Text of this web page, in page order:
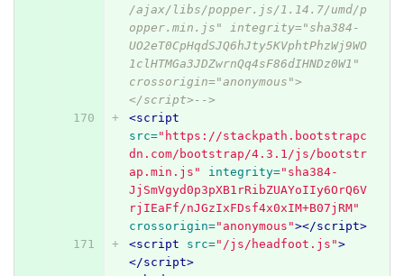
/ajax/libs/popper.js/1.14.7/umd/p
opper.min.js" integrity="sha384-
UO2eT0CpHqdSJQ6hJty5KVphtPhzWj9WO
1clHTMGa3JDZwrnQq4sF86dIHNDz0W1"
crossorigin="anonymous">
</script>-->
<script
src="https://stackpath.bootstrapc
dn.com/bootstrap/4.3.1/js/bootstr
ap.min.js"
integrity="sha384-
JjSmVgyd0p3pXB1rRibZUAYoIIy6OrQ6V
rjIEaFf/nJGzIxFDsf4x0xIM+B07jRM"
crossorigin="anonymous"></script>
<script src="/js/headfoot.js">
</script>